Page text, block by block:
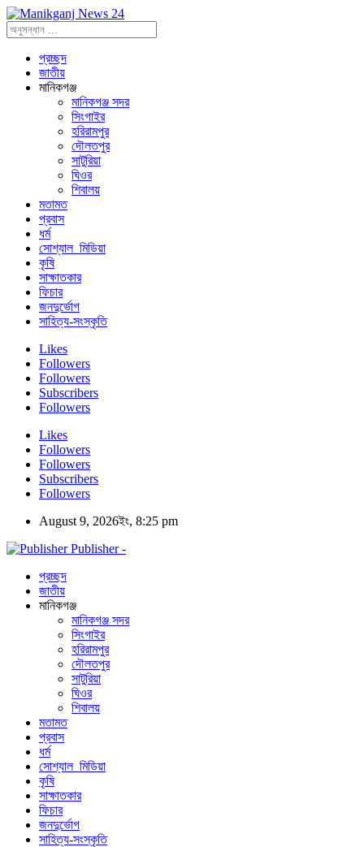
প্রচ্ছদ
জাতীয়
মানিকগঞ্জ
মানিকগঞ্জ সদর
সিংগাইর
হরিরামপুর
দৌলতপুর
সাটুরিয়া
ঘিওর
শিবালয়
মতামত
প্রবাস
ধর্ম
সোশ্যাল_মিডিয়া
কৃষি
সাক্ষাতকার
ফিচার
জনদুর্ভোগ
সাহিত্য-সংস্কৃতি
Likes
Followers
Followers
Subscribers
Followers
Likes
Followers
Followers
Subscribers
Followers
August 9, 2026ইং, 8:25 pm
Publisher -
প্রচ্ছদ
জাতীয়
মানিকগঞ্জ
মানিকগঞ্জ সদর
সিংগাইর
হরিরামপুর
দৌলতপুর
সাটুরিয়া
ঘিওর
শিবালয়
মতামত
প্রবাস
ধর্ম
সোশ্যাল_মিডিয়া
কৃষি
সাক্ষাতকার
ফিচার
জনদুর্ভোগ
সাহিত্য-সংস্কৃতি